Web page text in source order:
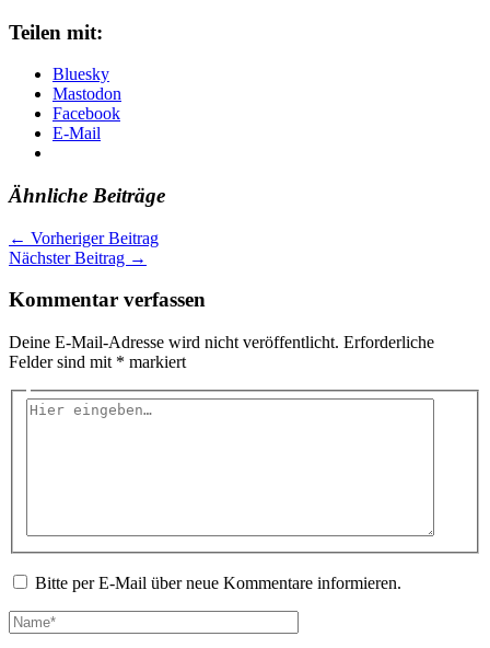
Teilen mit:
Bluesky
Mastodon
Facebook
E-Mail
Ähnliche Beiträge
← Vorheriger Beitrag
Nächster Beitrag →
Kommentar verfassen
Deine E-Mail-Adresse wird nicht veröffentlicht. Erforderliche
Felder sind mit * markiert
Hier
Bitte per E-Mail über neue Kommentare informieren.
Name*